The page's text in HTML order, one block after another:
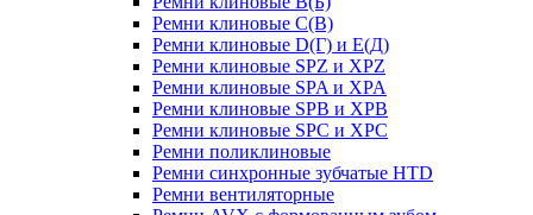
Ремни клиновые С(В)
Ремни клиновые D(Г) и Е(Д)
Ремни клиновые SPZ и XPZ
Ремни клиновые SPA и XPA
Ремни клиновые SPB и XPB
Ремни клиновые SPC и XPC
Ремни поликлиновые
Ремни синхронные зубчатые HTD
Ремни вентиляторные